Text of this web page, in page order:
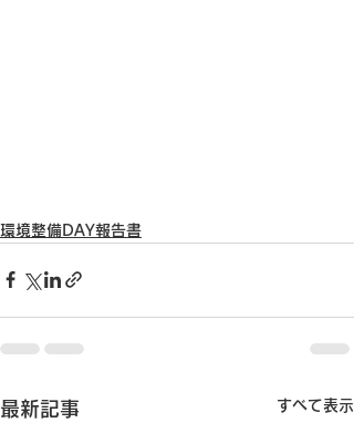
環境整備DAY報告書
最新記事 すべて表示